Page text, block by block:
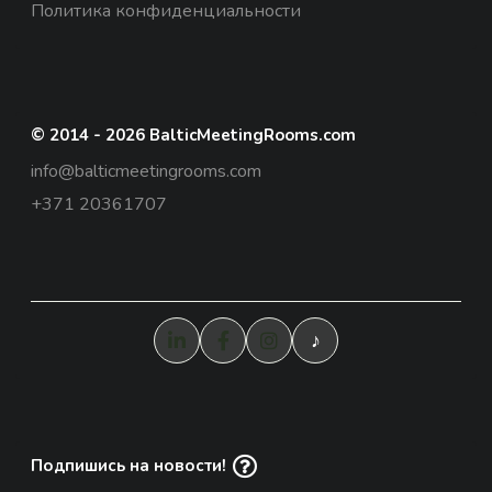
Политика конфиденциальности
© 2014 - 2026 BalticMeetingRooms.com
info@balticmeetingrooms.com
+371 20361707
♪
Подпишись на новости!